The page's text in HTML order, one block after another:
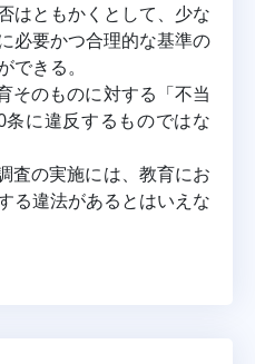
はともかくとして、少な
必要かつ合理的な基準の
きる。
そのものに対する「不当
に違反するものではな
査の実施には、教育にお
る違法があるとはいえな